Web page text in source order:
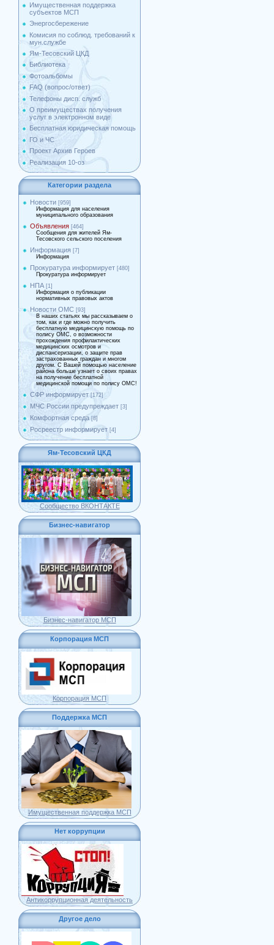
Имущественная поддержка
cубъектов МСП
Энергосбережение
Комисия по соблюд. требований к
мун.службе
Ям-Тесовский ЦКД
Библиотека
Фотоальбомы
FAQ (вопрос/ответ)
Телефоны дисп. служб
О преимуществах получения
услуг в электронном виде
Бесплатная юридическая помощь
ГО и ЧС
Проект Архив Героев
Реализация 10-оз
Категории раздела
Новости [959]
Информация для населения
муниципального образования
Объявления [464]
Сообщения для жителей Ям-
Тесовского сельского поселения
Информация [7]
Информация
Прокуратура информирует [480]
Прокуратура информирует
НПА [1]
Информация о публикации
нормативных правовых актов
Новости ОМС [93]
В наших статьях мы рассказываем о
том, как и где можно получить
бесплатную медицинскую помощь по
полису ОМС, о возможности
прохождения профилактических
медицинских осмотров и
диспансеризации, о защите прав
застрахованных граждан и многом
другом. С Вашей помощью население
района больше узнает о своих правах
на получение бесплатной
медицинской помощи по полису ОМС!
СФР информирует [172]
МЧС России предупреждает [3]
Комфортная среда [8]
Росреестр информирует [4]
Ям-Тесовский ЦКД
Сообщество ВКОНТАКТЕ
Бизнес-навигатор
Бизнес-навигатор МСП
Корпорация МСП
Корпорация МСП
Поддержка МСП
Имущественная поддержка МСП
Нет коррупции
Антикоррупционная деятельность
Другое дело